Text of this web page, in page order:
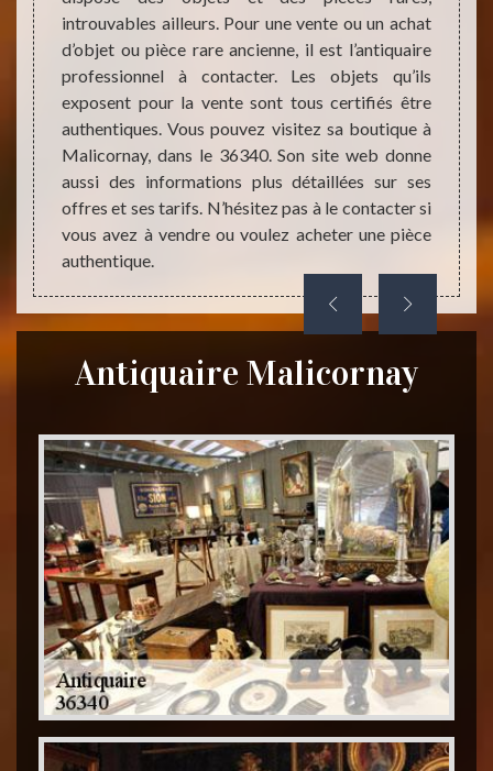
le
vous
et
à
et
lui
introuvables ailleurs. Pour une vente ou un achat
d’objet ou pièce rare ancienne, il est l’antiquaire
professionnel à contacter. Les objets qu’ils
exposent pour la vente sont tous certifiés être
authentiques. Vous pouvez visitez sa boutique à
Malicornay, dans le 36340. Son site web donne
aussi des informations plus détaillées sur ses
offres et ses tarifs. N’hésitez pas à le contacter si
vous avez à vendre ou voulez acheter une pièce
authentique.
du
il
est
Antiquaire Malicornay